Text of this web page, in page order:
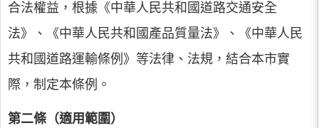
合法權益，根據《中華人民共和國道路交通安全
法》、《中華人民共和國產品質量法》、《中華人民
共和國道路運輸條例》等法律、法規，結合本市實
際，制定本條例。
第二條（適用範圍）